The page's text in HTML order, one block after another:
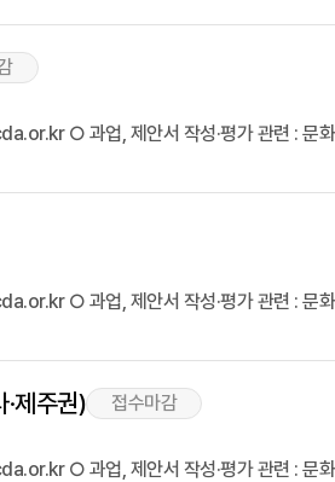
○ 과업, 제안서 작성·평가 관련 :
○ 과업, 제안서 작성·평가 관련 :
제주권)
접수마감
○ 과업, 제안서 작성·평가 관련 :